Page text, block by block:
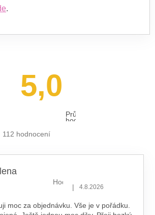
.
5,0
Průměrné
hodnocení
112 hodnocení
Hodnocení obchodu je 5 z 5
| 4.8.2026
moc za objednávku. Vše je v pořádku.